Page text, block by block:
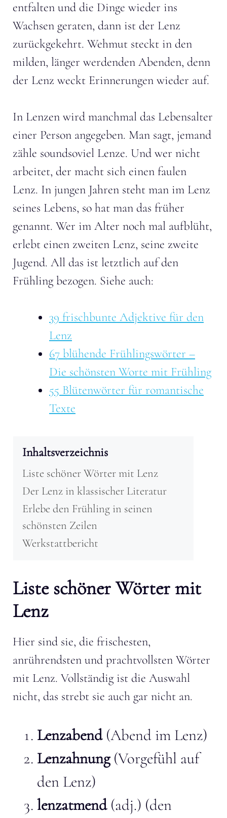
entfalten und die Dinge wieder ins
Wachsen geraten, dann ist der Lenz
zurückgekehrt. Wehmut steckt in den
milden, länger werdenden Abenden, denn
der Lenz weckt Erinnerungen wieder auf.
In Lenzen wird manchmal das Lebensalter
einer Person angegeben. Man sagt, jemand
zähle soundsoviel Lenze. Und wer nicht
arbeitet, der macht sich einen faulen
Lenz. In jungen Jahren steht man im Lenz
seines Lebens, so hat man das früher
genannt. Wer im Alter noch mal aufblüht,
erlebt einen zweiten Lenz, seine zweite
Jugend. All das ist letztlich auf den
Frühling bezogen. Siehe auch:
39 frischbunte Adjektive für den
Lenz
67 blühende Frühlingswörter –
Die schönsten Worte mit Frühling
55 Blütenwörter für romantische
Texte
Inhaltsverzeichnis
Liste schöner Wörter mit Lenz
Der Lenz in klassischer Literatur
Erlebe den Frühling in seinen
schönsten Zeilen
Werkstattbericht
Liste schöner Wörter mit
Lenz
Hier sind sie, die frischesten,
anrührendsten und prachtvollsten Wörter
mit Lenz. Vollständig ist die Auswahl
nicht, das strebt sie auch gar nicht an.
Lenzabend(Abend im Lenz)
Lenzahnung(Vorgefühl auf
den Lenz)
lenzatmend(adj.) (den